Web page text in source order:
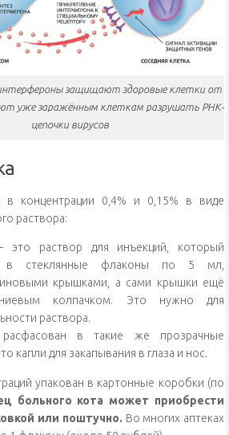
защищают здоровые клетки от
уже заражённым клеткам разрушать РНК-
цепочки вирусов
в концентрации 0,4% и 0,15% в виде
раствора:
это раствор для инъекций, который
в стеклянные флаконы по 5 мл,
крышками, а сами крышки ещё
колпачком. Это нужно для
раствора.
в такие же прозрачные
капли для закапывания в глаза и нос.
упакован в картонные коробки (по
больного кота может приобрести
или поштучно. Во многих аптеках